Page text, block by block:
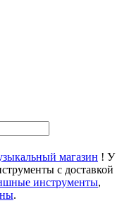
магазин ! У
с доставкой
инструменты,
.